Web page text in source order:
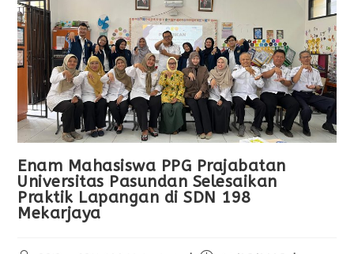
Enam Mahasiswa PPG Prajabatan
Universitas Pasundan Selesaikan
Praktik Lapangan di SDN 198
Mekarjaya